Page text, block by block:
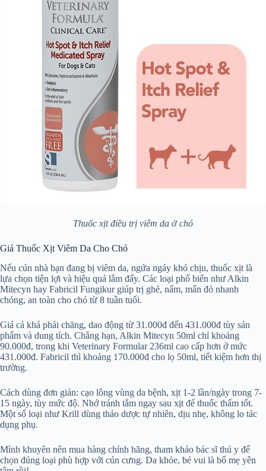
Thuốc xịt điều trị viêm da ở chó
Giá Thuốc Xịt Viêm Da Cho Chó
Nếu cún nhà bạn đang bị viêm da, ngứa ngáy khó chịu, thuốc xịt là
lựa chọn tiện lợi và hiệu quả lắm đấy. Các loại phổ biến như Alkin
Mitecyn hay Fabricil Fungikur giúp trị ghẻ, nấm, mẩn đỏ nhanh
chóng, an toàn cho chó từ 8 tuần tuổi.
Giá cả khá phải chăng, dao động từ 31.000đ đến 431.000đ tùy sản
phẩm và dung tích. Chẳng hạn, Alkin Mitecyn 50ml chỉ khoảng
90.000đ, trong khi Veterinary Formular 236ml cao cấp hơn ở mức
431.000đ. Fabricil thì khoảng 170.000đ cho lọ 50ml, tiết kiệm hơn thị
trường.
Cách dùng đơn giản: cạo lông vùng da bệnh, xịt 1-2 lần/ngày trong 7-
15 ngày, tùy mức độ. Nhớ tránh tắm ngay sau xịt để thuốc thấm tốt.
Một số loại như Krill dùng thảo dược tự nhiên, dịu nhẹ, không lo tác
dụng phụ.
Mình khuyên nên mua hàng chính hãng, tham khảo bác sĩ thú y để
chọn đúng loại phù hợp với cún cưng. Da khỏe, bé vui là bố mẹ yên